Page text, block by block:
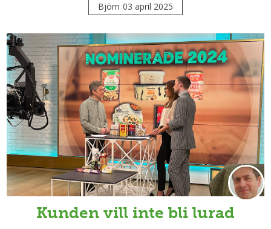
Björn 03 april 2025
Kunden vill inte bli lurad